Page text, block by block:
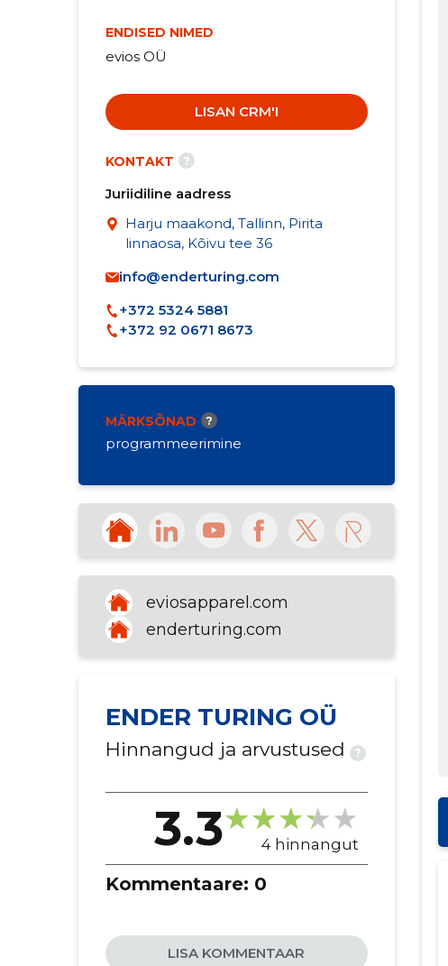
ENDISED NIMED
evios OÜ
LISAN CRM'I
KONTAKT ?
Juriidiline aadress
Harju maakond, Tallinn, Pirita
linnaosa, Kõivu tee 36
info@enderturing.com
+372 5324 5881
+372 92 0671 8673
MÄRKSÕNAD ?
programmeerimine
eviosapparel.com
enderturing.com
ENDER TURING OÜ
Hinnangud ja arvustused ?
3.3 4 hinnangut
Kommentaare: 0
LISA KOMMENTAAR